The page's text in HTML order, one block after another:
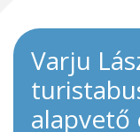
Varju
alapvető